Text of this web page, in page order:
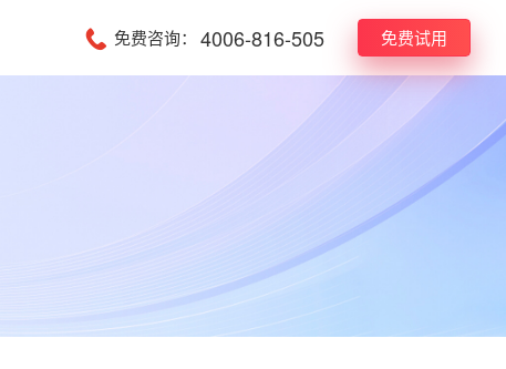
免费咨询： 4006-816-505 免费试用